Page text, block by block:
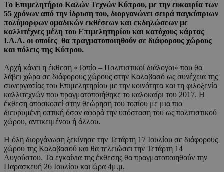
Το Επιμελητήριο Καλών Τεχνών Κύπρου, με την ευκαιρία των
55 χρόνων από την ίδρυση του, διοργανώνει σειρά παγκύπριων
πολύμορφων ομαδικών εκθέσεων και εκδηλώσεων με
καλλιτέχνες μέλη του Επιμελητηρίου και κατόχους κάρτας
I.A.A. οι οποίες θα πραγματοποιηθούν σε διάφορους χώρους
και πόλεις της Κύπρου.
Αρχή κάνει η έκθεση «Τοπίο – Πολιτιστικοί διάλογοι» που θα
λάβει χώρα σε διάφορους χώρους στην Καλαβασό ως συνέχεια της
συνεργασίας του Επιμελητηρίου με την κοινότητα και τη φιλοξενία
καλλιτεχνών που πραγματοποιήθηκε το καλοκαίρι του 2017. Η
έκθεση αποσκοπεί στην θεώρηση του τοπίου με μια πιο
διευρυμένη οπτική όσον αφορά την υπόσταση του ως πολιτιστικού
χώρου, αντικειμένου ή άλλου.
Η όλη διοργάνωση ξεκίνησε την Τετάρτη 17 Ιουλίου σε διάφορους
χώρου της Καλαβασού και θα τελειώσει την Τετάρτη 14
Αυγούστου. Τα εγκαίνια της έκθεσης θα πραγματοποιηθούν την
Παρασκευή 26 Ιουλίου και ώρα 4μ.μ.